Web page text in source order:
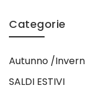
Categorie
Autunno /
SALDI ESTIVI